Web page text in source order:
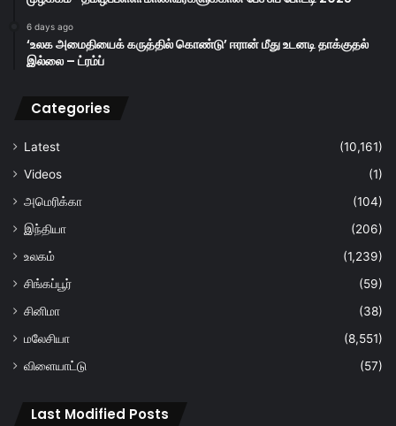
6 days ago
‘உலக அமைதியைக் கருத்தில் கொண்டு’ ஈரான் மீது உடனடி தாக்குதல்
இல்லை – ட்ரம்ப்
Categories
Latest
(10,161)
Videos
(1)
அமெரிக்கா
(104)
இந்தியா
(206)
உலகம்
(1,239)
சிங்கப்பூர்
(59)
சினிமா
(38)
மலேசியா
(8,551)
விளையாட்டு
(57)
Last Modified Posts